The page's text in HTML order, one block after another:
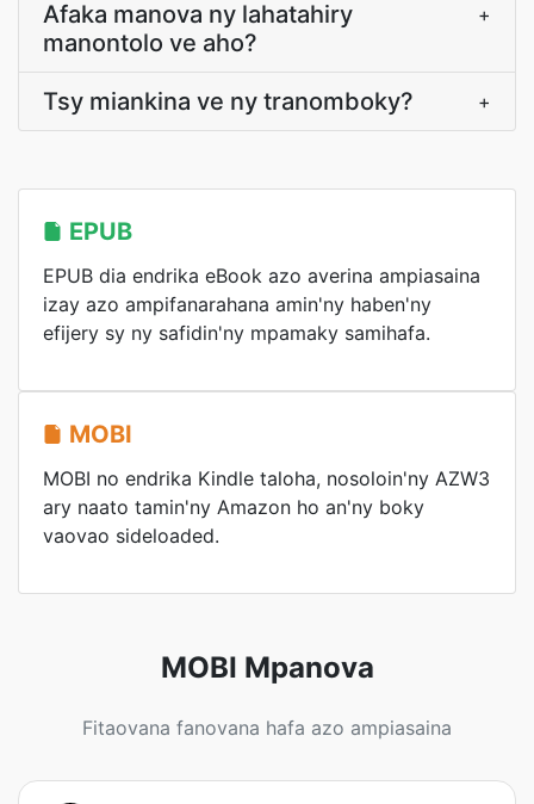
Afaka manova ny lahatahiry
manontolo ve aho?
+
Tsy miankina ve ny tranomboky? +
EPUB
EPUB dia endrika eBook azo averina ampiasaina
izay azo ampifanarahana amin'ny haben'ny
efijery sy ny safidin'ny mpamaky samihafa.
MOBI
MOBI no endrika Kindle taloha, nosoloin'ny AZW3
ary naato tamin'ny Amazon ho an'ny boky
vaovao sideloaded.
MOBI Mpanova
Fitaovana fanovana hafa azo ampiasaina